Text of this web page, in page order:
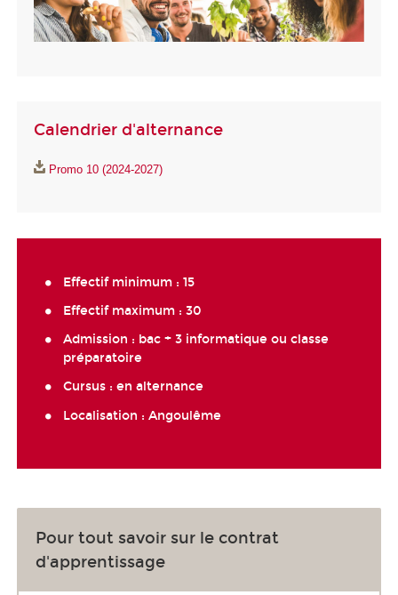
Calendrier d'alternance
Promo 10 (2024-2027)
Effectif minimum : 15
Effectif maximum : 30
Admission : bac + 3 informatique ou classe
préparatoire
Cursus : en alternance
Localisation : Angoulême
Pour tout savoir sur le contrat
d'apprentissage